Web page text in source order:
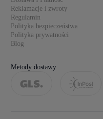
Reklamacje i zwroty
Regulamin
Polityka bezpieczeństwa
Polityka prywatności
Blog
Metody dostawy